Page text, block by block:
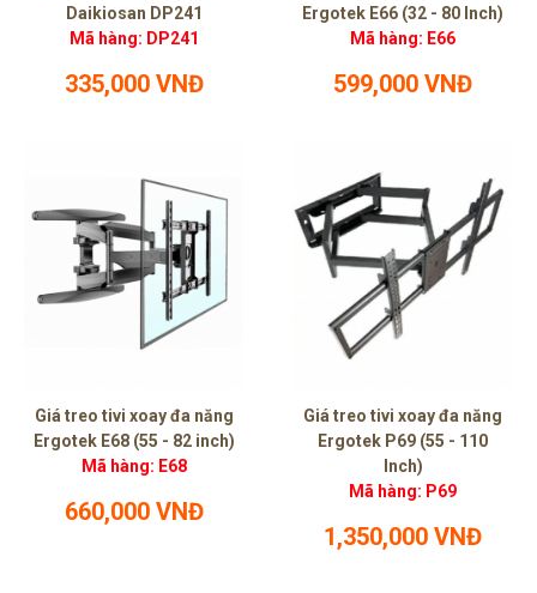
Daikiosan DP241
Mã hàng: DP241
335,000 VNĐ
Ergotek E66 (32 - 80 Inch)
Mã hàng: E66
599,000 VNĐ
Giá treo tivi xoay đa năng
Ergotek E68 (55 - 82 inch)
Mã hàng: E68
660,000 VNĐ
Giá treo tivi xoay đa năng
Ergotek P69 (55 - 110
Inch)
Mã hàng: P69
1,350,000 VNĐ